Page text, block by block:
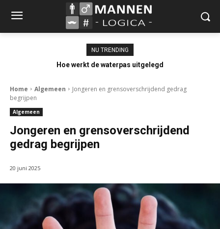
NU TRENDING
Hoe werkt de waterpas uitgelegd
Home Algemeen
Jongeren en grensoverschrijdend gedrag
begrijpen
Algemeen
Jongeren en grensoverschrijdend
gedrag begrijpen
20 juni 2025